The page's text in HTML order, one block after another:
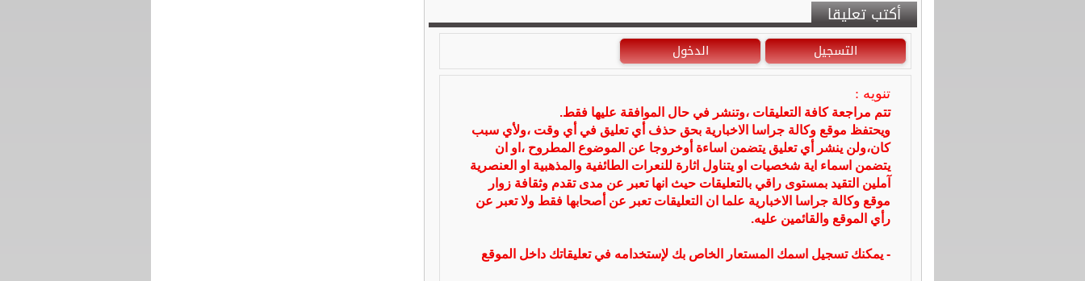
أكتب تعليقا
التسجيل الدخول
تنويه :
تتم مراجعة كافة التعليقات ،وتنشر في حال الموافقة عليها فقط.
ويحتفظ موقع وكالة جراسا الاخبارية بحق حذف أي تعليق في أي وقت ،ولأي سبب
كان،ولن ينشر أي تعليق يتضمن اساءة أوخروجا عن الموضوع المطروح ،او ان
يتضمن اسماء اية شخصيات او يتناول اثارة للنعرات الطائفية والمذهبية او العنصرية
آملين التقيد بمستوى راقي بالتعليقات حيث انها تعبر عن مدى تقدم وثقافة زوار
موقع وكالة جراسا الاخبارية علما ان التعليقات تعبر عن أصحابها فقط ولا تعبر عن
رأي الموقع والقائمين عليه.
- يمكنك تسجيل اسمك المستعار الخاص بك لإستخدامه في تعليقاتك داخل الموقع